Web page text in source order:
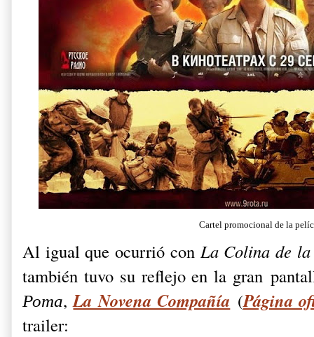
Cartel promocional de la
Al igual que ocurrió conLa Colina de la
también tuvo su reflejo en la gran
Рота,La Novena Compañía (Página
trailer: